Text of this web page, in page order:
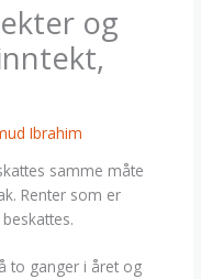
og
Ibrahim
samme måte
Renter som er
to ganger i året og